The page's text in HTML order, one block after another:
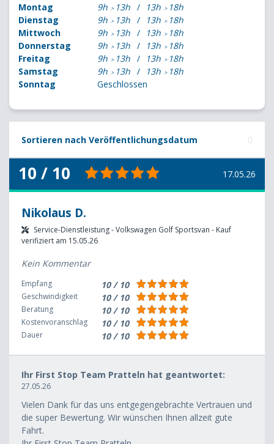
Montag
9h 13h 13h
18h
Dienstag
9h 13h 13h
18h
Mittwoch
9h 13h 13h
18h
Donnerstag
9h 13h 13h
18h
Freitag
9h 13h 13h
18h
Samstag
9h 13h 13h
18h
Sonntag
Geschlossen
Sortieren nach Veröffentlichungsdatum
10 / 10 17.05.26
Nikolaus D.
Service-Dienstleistung - Volkswagen Golf Sportsvan - Kauf
verifiziert am 15.05.26
Kein Kommentar
Empfang 10 / 10
Geschwindigkeit 10 / 10
Beratung 10 / 10
Kostenvoranschlag 10 / 10
Dauer 10 / 10
Ihr First Stop Team Pratteln hat geantwortet:
27.05.26
Vielen Dank für das uns entgegengebrachte Vertrauen und
die super Bewertung. Wir wünschen Ihnen allzeit gute
Fahrt.